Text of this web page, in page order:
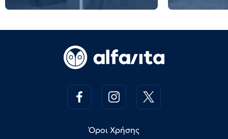
Όροι Χρήσης